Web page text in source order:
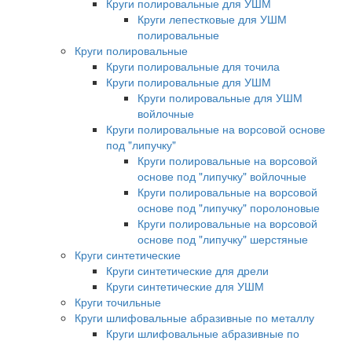
Круги полировальные для УШМ
Круги лепестковые для УШМ
полировальные
Круги полировальные
Круги полировальные для точила
Круги полировальные для УШМ
Круги полировальные для УШМ
войлочные
Круги полировальные на ворсовой основе
под "липучку"
Круги полировальные на ворсовой
основе под "липучку" войлочные
Круги полировальные на ворсовой
основе под "липучку" поролоновые
Круги полировальные на ворсовой
основе под "липучку" шерстяные
Круги синтетические
Круги синтетические для дрели
Круги синтетические для УШМ
Круги точильные
Круги шлифовальные абразивные по металлу
Круги шлифовальные абразивные по